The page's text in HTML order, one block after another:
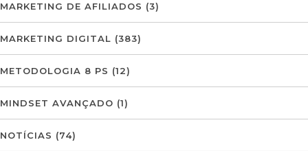
MARKETING DE AFILIADOS (3)
MARKETING DIGITAL (383)
METODOLOGIA 8 PS (12)
MINDSET AVANÇADO (1)
NOTÍCIAS (74)